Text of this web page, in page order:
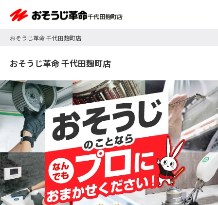
千代田麹町店
おそうじ革命 千代田麹町店
おそうじ革命 千代田麹町店